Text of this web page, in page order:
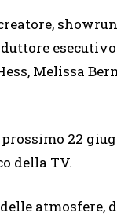
Melissa
22
della TV.